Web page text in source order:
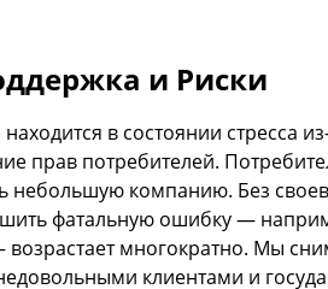
и Риски
в состоянии стресса
прав потребителей.
небольшую компанию. Без
фатальную ошибку —
многократно. Мы
клиентами и